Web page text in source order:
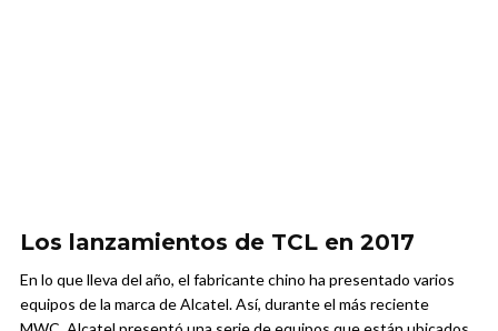
Los lanzamientos de TCL en 2017
En lo que lleva del año, el fabricante chino ha presentado varios
equipos de la marca de Alcatel. Así, durante el más reciente